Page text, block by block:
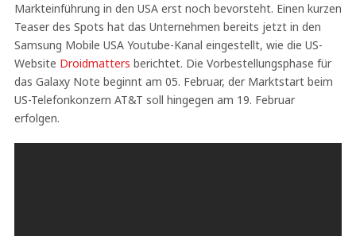
Markteinführung in den USA erst noch bevorsteht. Einen kurzen
Teaser des Spots hat das Unternehmen bereits jetzt in den
Samsung Mobile USA Youtube-Kanal eingestellt, wie die US-
Website Droidmatters berichtet. Die Vorbestellungsphase für
das Galaxy Note beginnt am 05. Februar, der Marktstart beim
US-Telefonkonzern AT&T soll hingegen am 19. Februar
erfolgen.